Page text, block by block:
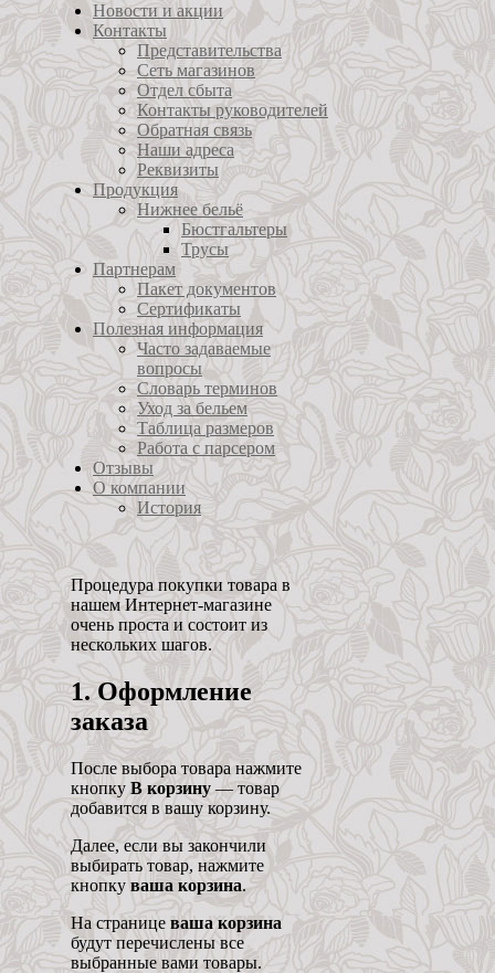
Новости и акции
Контакты
Представительства
Сеть магазинов
Отдел сбыта
Контакты руководителей
Обратная связь
Наши адреса
Реквизиты
Продукция
Нижнее бельё
Бюстгальтеры
Трусы
Партнерам
Пакет документов
Сертификаты
Полезная информация
Часто задаваемые
вопросы
Словарь терминов
Уход за бельем
Таблица размеров
Работа с парсером
Отзывы
О компании
История
Процедура покупки товара в
нашем Интернет-магазине
очень проста и состоит из
нескольких шагов.
1. Оформление
заказа
После выбора товара нажмите
кнопку В корзину— товар
добавится в вашу корзину.
Далее, если вы закончили
выбирать товар, нажмите
кнопку ваша корзина.
На странице ваша корзина
будут перечислены все
выбранные вами товары.